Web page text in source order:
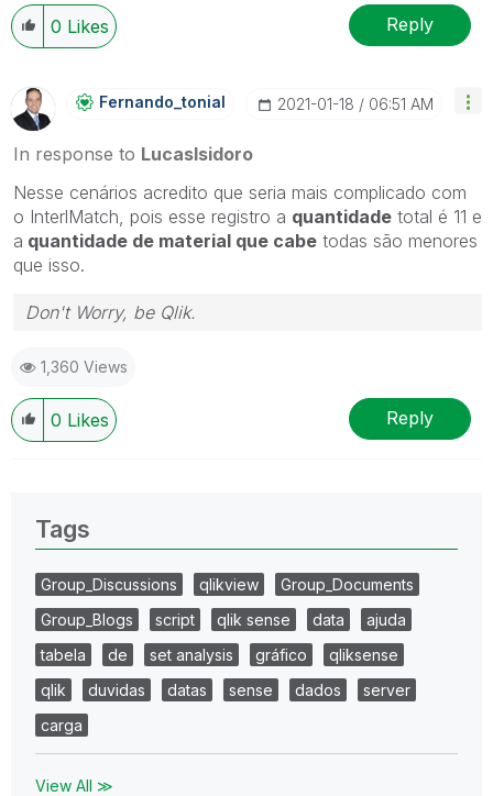
0 Likes Reply
Fernando_tonial ‎2021-01-18 06:51 AM
In response to LucasIsidoro
Nesse cenários acredito que seria mais complicado com
o InterlMatch, pois esse registro a quantidade total é 11 e
a quantidade de material que cabe todas são menores
que isso.
Don't Worry, be Qlik.
1,360 Views
0 Likes Reply
Tags
Group_Discussions qlikview
Group_Documents
Group_Blogs
script qlik sense data
ajuda
tabela
de set analysis gráfico
qliksense
qlik
duvidas datas sense dados
server
carga
View All ≫